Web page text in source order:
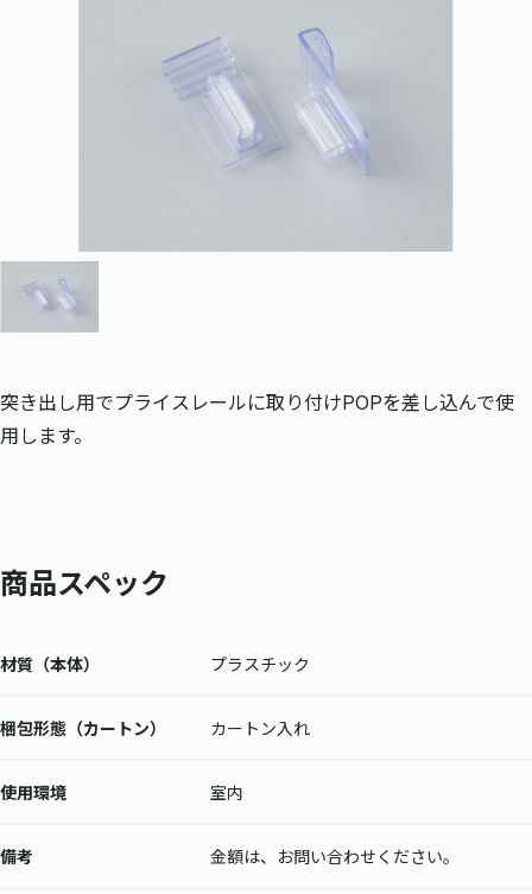
突き出し用でプライスレールに取り付けPOPを差し込んで使
用します。
商品スペック
材質（本体） プラスチック
梱包形態（カートン） カートン入れ
使用環境 室内
備考 金額は、お問い合わせください。